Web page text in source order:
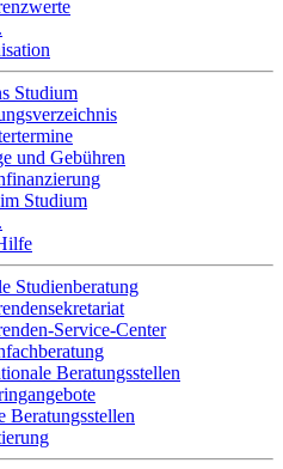
Studium
und Gebühren
Studium
Studienberatung
Service-Center
Beratungsstellen
Beratungsstellen